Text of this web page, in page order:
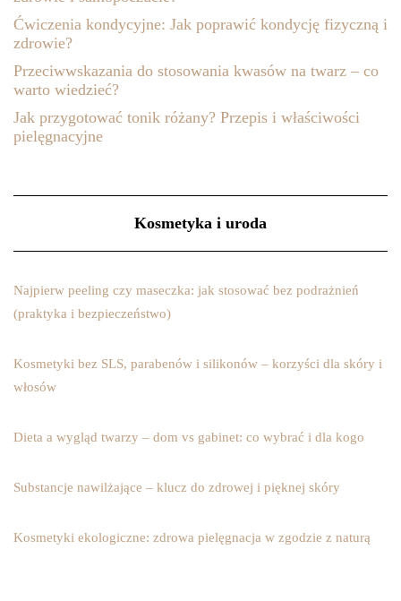
Ćwiczenia kondycyjne: Jak poprawić kondycję fizyczną i
zdrowie?
Przeciwwskazania do stosowania kwasów na twarz – co
warto wiedzieć?
Jak przygotować tonik różany? Przepis i właściwości
pielęgnacyjne
Kosmetyka i uroda
Najpierw peeling czy maseczka: jak stosować bez podrażnień
(praktyka i bezpieczeństwo)
Kosmetyki bez SLS, parabenów i silikonów – korzyści dla skóry i
włosów
Dieta a wygląd twarzy – dom vs gabinet: co wybrać i dla kogo
Substancje nawilżające – klucz do zdrowej i pięknej skóry
Kosmetyki ekologiczne: zdrowa pielęgnacja w zgodzie z naturą